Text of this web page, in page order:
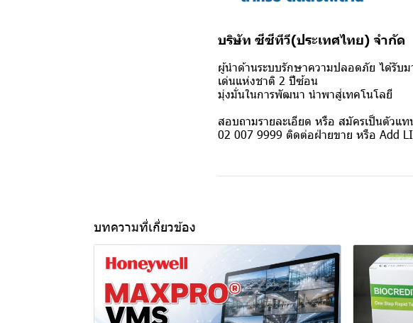
บริษัท ซีซีทีวี(ประเทศไทย) จำกัด
ผู้นำด้านระบบรักษาความปลอดภัย ได้รับ
เด่นแห่งชาติ 2 ปีซ้อน
มุ่งมั่นในการพัฒนา นำพาสู่เทคโนโลยี
สอบถามรายละเอียด หรือ สมัครเป็นตัวแ
02 007 9999 ติดต่อฝ่ายขาย หรือ Add
บทความที่เกี่ยวข้อง